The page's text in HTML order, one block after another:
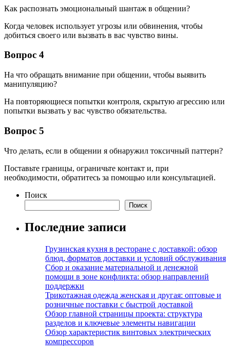
Как распознать эмоциональный шантаж в общении?
Когда человек использует угрозы или обвинения, чтобы
добиться своего или вызвать в вас чувство вины.
Вопрос 4
На что обращать внимание при общении, чтобы выявить
манипуляцию?
На повторяющиеся попытки контроля, скрытую агрессию или
попытки вызвать у вас чувство обязательства.
Вопрос 5
Что делать, если в общении я обнаружил токсичный паттерн?
Поставьте границы, ограничьте контакт и, при
необходимости, обратитесь за помощью или консультацией.
Поиск
Поиск
Последние записи
Грузинская кухня в ресторане с доставкой: обзор
блюд, форматов доставки и условий обслуживания
Сбор и оказание материальной и денежной
помощи в зоне конфликта: обзор направлений
поддержки
Трикотажная одежда женская и другая: оптовые и
розничные поставки с быстрой доставкой
Обзор главной страницы проекта: структура
разделов и ключевые элементы навигации
Обзор характеристик винтовых электрических
компрессоров